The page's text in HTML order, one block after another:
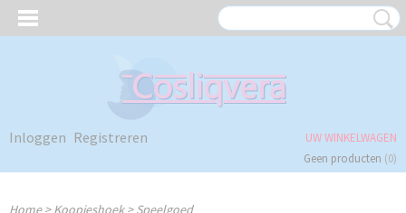
Inloggen Registreren
UW WINKELWAGEN
Geen producten (0)
Home>Koopjeshoek>Speelgoed